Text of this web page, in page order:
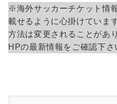
※海外サッカーチケット情
載せるように心掛けていま
方法は変更されることがあ
HPの最新情報をご確認下さ